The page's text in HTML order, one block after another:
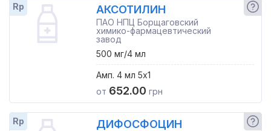
Rp АКСОТИЛИН
ПАО НПЦ Борщаговский
химико-фармацевтический
завод
500 мг/4 мл
Амп. 4 мл 5x1
от 652.00 грн
Rp ДИФОСФОЦИН